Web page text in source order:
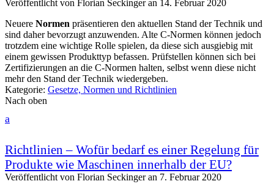
Veröffentlicht von Florian Seckingeran 14. Februar 2020
Neuere Normen präsentieren den aktuellen Stand der Technik und
sind daher bevorzugt anzuwenden. Alte C-Normen können jedoch
trotzdem eine wichtige Rolle spielen, da diese sich ausgiebig mit
einem gewissen Produkttyp befassen. Prüfstellen können sich bei
Zertifizierungen an die C-Normen halten, selbst wenn diese nicht
mehr den Stand der Technik wiedergeben.
Kategorie: Gesetze, Normen und Richtlinien
Nach oben
a
Richtlinien – Wofür bedarf es einer Regelung für
Produkte wie Maschinen innerhalb der EU?
Veröffentlicht von Florian Seckingeran 7. Februar 2020